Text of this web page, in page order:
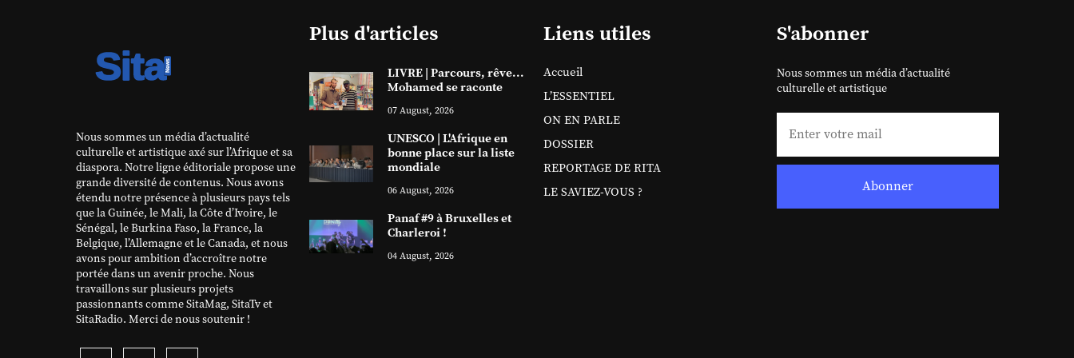
Nous sommes un média d’actualité
culturelle et artistique axé sur l’Afrique et sa
diaspora. Notre ligne éditoriale propose une
grande diversité de contenus. Nous avons
étendu notre présence à plusieurs pays tels
que la Guinée, le Mali, la Côte d’Ivoire, le
Sénégal, le Burkina Faso, la France, la
Belgique, l’Allemagne et le Canada, et nous
avons pour ambition d’accroître notre
portée dans un avenir proche. Nous
travaillons sur plusieurs projets
passionnants comme SitaMag, SitaTv et
SitaRadio. Merci de nous soutenir !
Plus d'articles
LIVRE | Parcours, rêve...
Mohamed se raconte
07 August, 2026
UNESCO | L'Afrique en
bonne place sur la liste
mondiale
06 August, 2026
Panaf #9 à Bruxelles et
Charleroi !
04 August, 2026
Liens utiles
Accueil
L’ESSENTIEL
ON EN PARLE
DOSSIER
REPORTAGE DE RITA
LE SAVIEZ-VOUS ?
S'abonner
Nous sommes un média d’actualité
culturelle et artistique
Abonner